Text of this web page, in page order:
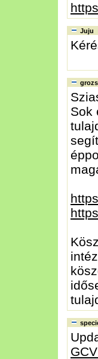
Juju
Sok